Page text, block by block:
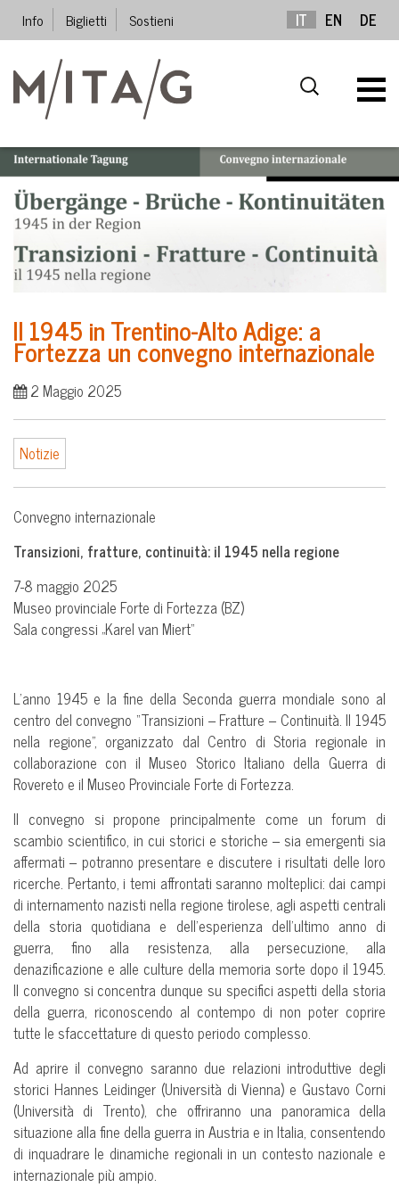
Info Biglietti Sostieni IT EN DE
Il 1945 in Trentino-Alto Adige: a
Fortezza un convegno internazionale
2 Maggio 2025
Notizie
Convegno internazionale
Transizioni, fratture, continuità: il 1945 nella regione
7-8 maggio 2025
Museo provinciale Forte di Fortezza (BZ)
Sala congressi „Karel van Miert“
L’anno 1945 e la fine della Seconda guerra mondiale sono al
centro del convegno “Transizioni – Fratture – Continuità. Il 1945
nella regione”, organizzato dal Centro di Storia regionale in
collaborazione con il Museo Storico Italiano della Guerra di
Rovereto e il Museo Provinciale Forte di Fortezza.
Il convegno si propone principalmente come un forum di
scambio scientifico, in cui storici e storiche – sia emergenti sia
affermati – potranno presentare e discutere i risultati delle loro
ricerche. Pertanto, i temi affrontati saranno molteplici: dai campi
di internamento nazisti nella regione tirolese, agli aspetti centrali
della storia quotidiana e dell’esperienza dell’ultimo anno di
guerra, fino alla resistenza, alla persecuzione, alla
denazificazione e alle culture della memoria sorte dopo il 1945.
Il convegno si concentra dunque su specifici aspetti della storia
della guerra, riconoscendo al contempo di non poter coprire
tutte le sfaccettature di questo periodo complesso.
Ad aprire il convegno saranno due relazioni introduttive degli
storici Hannes Leidinger (Università di Vienna) e Gustavo Corni
(Università di Trento), che offriranno una panoramica della
situazione alla fine della guerra in Austria e in Italia, consentendo
di inquadrare le dinamiche regionali in un contesto nazionale e
internazionale più ampio.